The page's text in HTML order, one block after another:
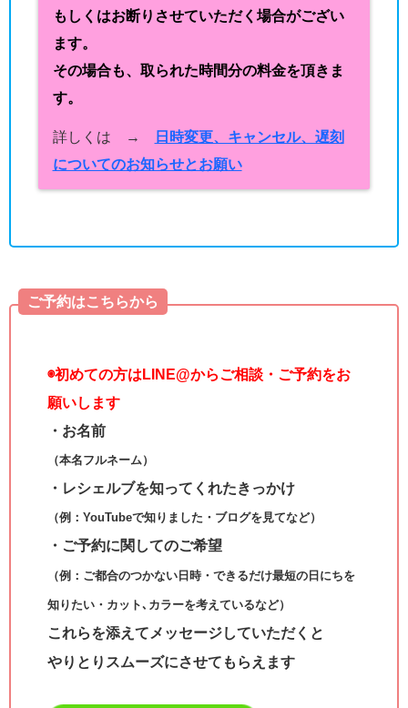
もしくはお断りさせていただく場合がござい
ます。
その場合も、取られた時間分の料金を頂きま
す。
詳しくは →
日時変更、キャンセル、遅刻
についてのお知らせとお願い
ご予約はこちらから
◉初めての方はLINE@からご相談・ご予約をお
願いします
・お名前
（本名フルネーム）
・レシェルブを知ってくれたきっかけ
（例：YouTubeで知りました・ブログを見てなど）
・ご予約に関してのご希望
（例：ご都合のつかない日時・できるだけ最短の日にちを
知りたい・カット､カラーを考えているなど）
これらを添えてメッセージしていただくと
やりとりスムーズにさせてもらえます